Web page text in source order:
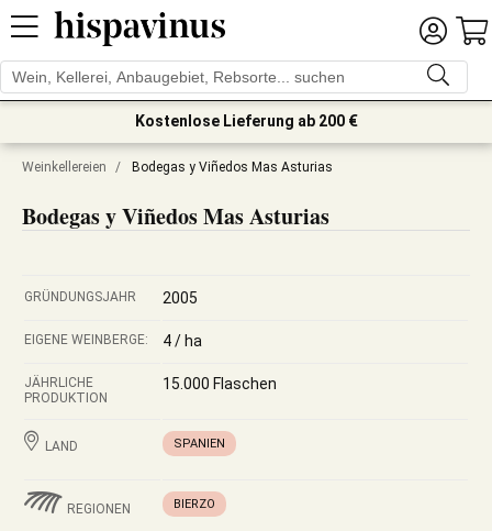
Kostenlose Lieferung ab 200 €
Weinkellereien / Bodegas y Viñedos Mas Asturias
Bodegas y Viñedos Mas Asturias
GRÜNDUNGSJAHR 2005
EIGENE WEINBERGE: 4 / ha
JÄHRLICHE
PRODUKTION
15.000 Flaschen
LAND SPANIEN
REGIONEN BIERZO